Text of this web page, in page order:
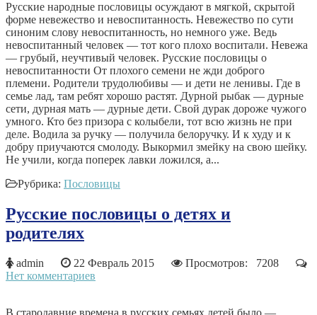
Русские народные пословицы осуждают в мягкой, скрытой
форме невежество и невоспитанность. Невежество по сути
синоним слову невоспитанность, но немного уже. Ведь
невоспитанный человек — тот кого плохо воспитали. Невежа
— грубый, неучтивый человек. Русские пословицы о
невоспитанности От плохого семени не жди доброго
племени. Родители трудолюбивы — и дети не ленивы. Где в
семье лад, там ребят хорошо растят. Дурной рыбак — дурные
сети, дурная мать — дурные дети. Свой дурак дороже чужого
умного. Кто без призора с колыбели, тот всю жизнь не при
деле. Водила за ручку — получила белоручку. И к худу и к
добру приучаются смолоду. Выкормил змейку на свою шейку.
Не учили, когда поперек лавки ложился, а...
Рубрика: Пословицы
Русские пословицы о детях и
родителях
admin 22 Февраль 2015
Просмотров: 7208
Нет комментариев